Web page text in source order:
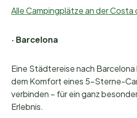
Alle Campingplätze an der Costa
· Barcelona
Eine Städtereise nach
dem Komfort eines 5-Sterne-
verbinden – für ein ganz
Erlebnis.